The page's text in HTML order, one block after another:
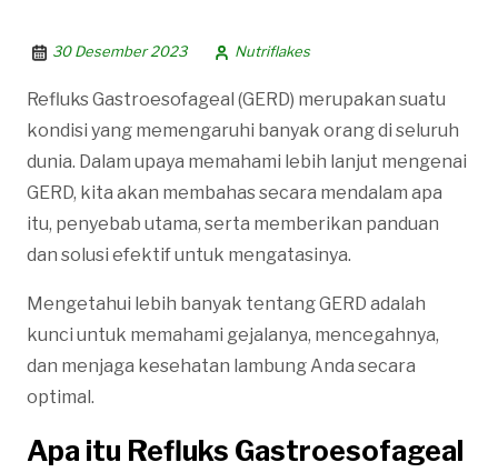
30 Desember 2023 Nutriflakes
Refluks Gastroesofageal (GERD) merupakan suatu
kondisi yang memengaruhi banyak orang di seluruh
dunia. Dalam upaya memahami lebih lanjut mengenai
GERD, kita akan membahas secara mendalam apa
itu, penyebab utama, serta memberikan panduan
dan solusi efektif untuk mengatasinya.
Mengetahui lebih banyak tentang GERD adalah
kunci untuk memahami gejalanya, mencegahnya,
dan menjaga kesehatan lambung Anda secara
optimal.
Apa itu Refluks Gastroesofageal